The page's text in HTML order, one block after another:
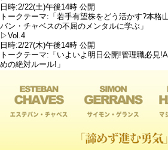
日時:2/22(土)午後14時 公開
トークテーマ:「若手有望株をどう活かす?本格
バン・チャベスの不屈のメンタルに学ぶ」
▷Vol.4
日時:2/27(木)午後14時 公開
トークテーマ:「いよいよ明日公開!管理職必見
めの絶対ルール!」